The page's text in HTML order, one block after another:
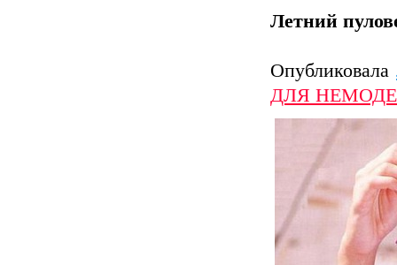
Летний
Опубликовала
ДЛЯ